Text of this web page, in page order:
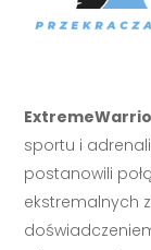
sportu i
postanowili
ekstremalnych